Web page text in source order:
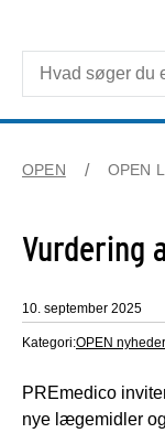
OPEN OPEN
Vurdering
10. september 2025
Kategori:OPEN nyheder
PREmedico
nye lægemidler